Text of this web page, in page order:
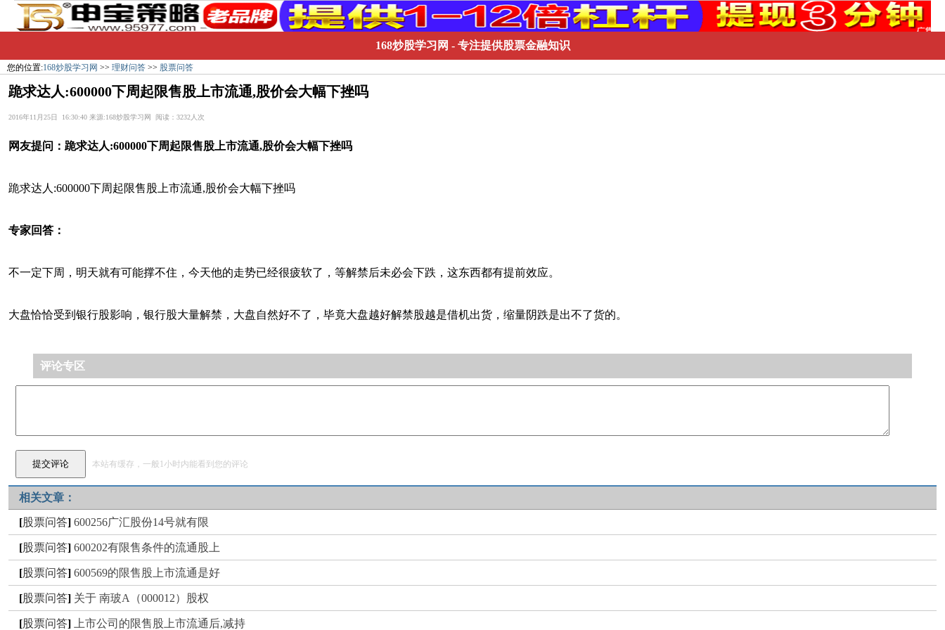
168炒股学习网 - 专注提供股票金融知识
您的位置:168炒股学习网 >> 理财问答 >> 股票问答
跪求达人:600000下周起限售股上市流通,股价会大幅下挫吗
2016年11月25日 16:30:40 来源:168炒股学习网 阅读：3232人次
网友提问： 跪求达人:600000下周起限售股上市流通,股价会大幅下挫吗
跪求达人:600000下周起限售股上市流通,股价会大幅下挫吗
专家回答：
不一定下周，明天就有可能撑不住，今天他的走势已经很疲软了，等解禁后未必会下跌，这东西都有提前效应。
大盘恰恰受到银行股影响，银行股大量解禁，大盘自然好不了，毕竟大盘越好解禁股越是借机出货，缩量阴跌是出不了货的。
评论专区
本站有缓存，一般1小时内能看到您的评论
相关文章：
[股票问答] 600256广汇股份14号就有限
[股票问答] 600202有限售条件的流通股上
[股票问答] 600569的限售股上市流通是好
[股票问答] 关于 南玻A（000012）股权
[股票问答] 上市公司的限售股上市流通后,减持